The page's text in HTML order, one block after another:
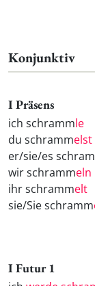
Konjunktiv
I Präsens
ich schrammle
du schrammelst
er/sie/es
wir schrammeln
ihr schrammelt
sie/Sie schramm
I Futur 1